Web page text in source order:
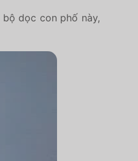
dọc con phố này,